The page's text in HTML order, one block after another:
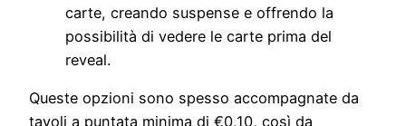
carte, creando suspense e offrendo la
possibilità di vedere le carte prima del
reveal.
Queste opzioni sono spesso accompagnate da
tavoli a puntata minima di €0,10, così da